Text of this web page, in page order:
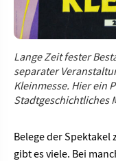
Lange Zeit fester
separater
Kleinmesse. Hier ein
Stadtgeschichtliches
Belege der Spektakel
gibt es viele. Bei